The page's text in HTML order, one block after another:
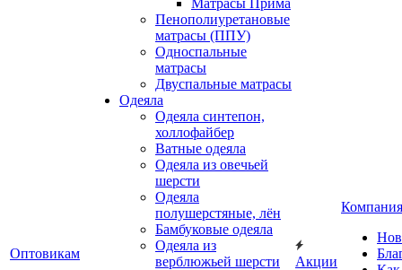
Оптовикам
Матрасы Прима
Пенополиуретановые
матрасы (ППУ)
Односпальные
матрасы
Двуспальные матрасы
Одеяла
Одеяла синтепон,
холлофайбер
Ватные одеяла
Одеяла из овечьей
шерсти
Одеяла
полушерстяные, лён
Бамбуковые одеяла
Одеяла из
верблюжьей шерсти
Акции
Компания